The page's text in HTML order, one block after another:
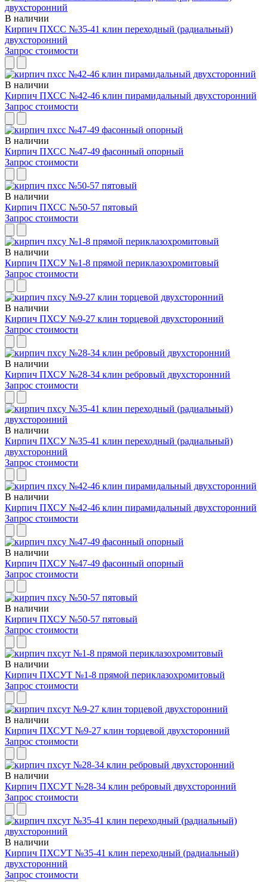
В наличии
Кирпич ПХСС №35-41 клин переходный (радиальный)
двухсторонний
Запрос стоимости
В наличии
Кирпич ПХСС №42-46 клин пирамидальный двухсторонний
Запрос стоимости
В наличии
Кирпич ПХСС №47-49 фасонный опорный
Запрос стоимости
В наличии
Кирпич ПХСС №50-57 пятовый
Запрос стоимости
В наличии
Кирпич ПХСУ №1-8 прямой периклазохромитовый
Запрос стоимости
В наличии
Кирпич ПХСУ №9-27 клин торцевой двухсторонний
Запрос стоимости
В наличии
Кирпич ПХСУ №28-34 клин ребровый двухсторонний
Запрос стоимости
В наличии
Кирпич ПХСУ №35-41 клин переходный (радиальный)
двухсторонний
Запрос стоимости
В наличии
Кирпич ПХСУ №42-46 клин пирамидальный двухсторонний
Запрос стоимости
В наличии
Кирпич ПХСУ №47-49 фасонный опорный
Запрос стоимости
В наличии
Кирпич ПХСУ №50-57 пятовый
Запрос стоимости
В наличии
Кирпич ПХСУТ №1-8 прямой периклазохромитовый
Запрос стоимости
В наличии
Кирпич ПХСУТ №9-27 клин торцевой двухсторонний
Запрос стоимости
В наличии
Кирпич ПХСУТ №28-34 клин ребровый двухсторонний
Запрос стоимости
В наличии
Кирпич ПХСУТ №35-41 клин переходный (радиальный)
двухсторонний
Запрос стоимости